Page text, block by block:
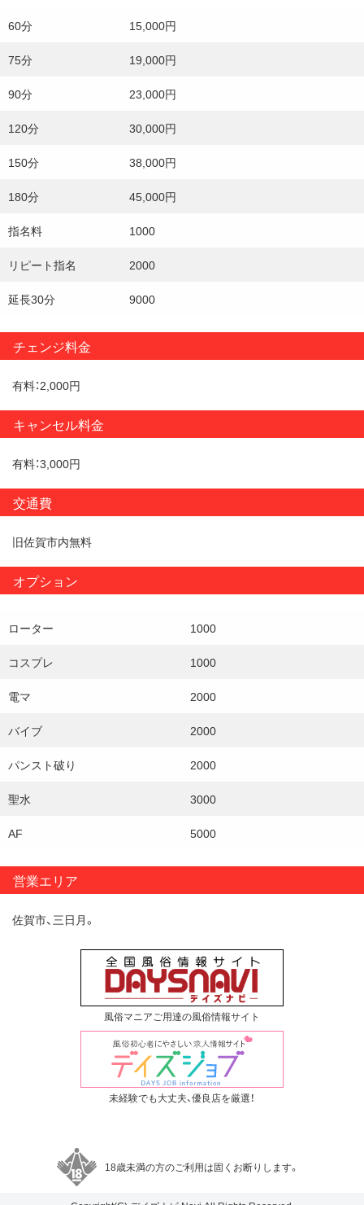
是非
ご一緒に
働きましょう！
稼げる期間だけでも
県内、県外も
大歓迎♪
女の子も
募集中です！！！
60分 15,000円
75分 19,000円
90分 23,000円
120分 30,000円
150分 38,000円
180分 45,000円
指名料 1000
リピート指名 2000
延長30分 9000
チェンジ料金
有料：2,000円
キャンセル料金
有料：3,000円
交通費
旧佐賀市内無料
オプション
ローター 1000
コスプレ 1000
電マ 2000
バイブ 2000
パンスト破り 2000
聖水 3000
AF 5000
営業エリア
佐賀市、三日月。
風俗マニアご用達の風俗情報サイト
未経験でも大丈夫、優良店を厳選！
18歳未満の方のご利用は固くお断りします。